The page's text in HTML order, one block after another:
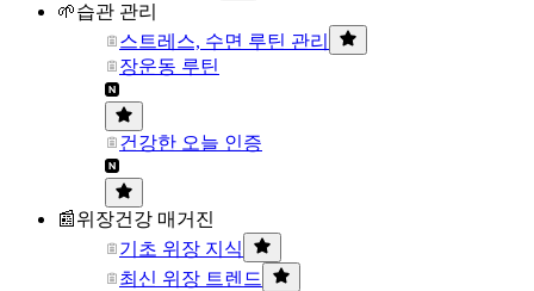
🌱습관 관리
스트레스, 수면 루틴 관리
장운동 루틴
건강한 오늘 인증
📰위장건강 매거진
기초 위장 지식
최신 위장 트렌드